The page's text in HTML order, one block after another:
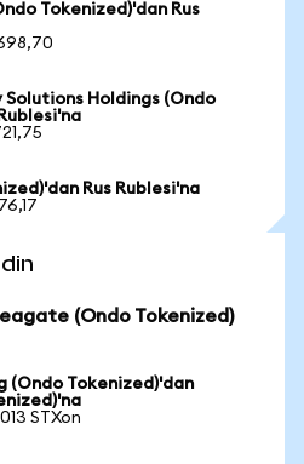
Tokenized)'dan Rus
Solutions Holdings (Ondo
Rus Rublesi'na
(Ondo Tokenized)
(Ondo Tokenized)'dan
STXon